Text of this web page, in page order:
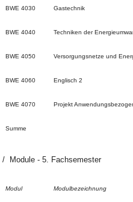
BWE 4030 Gastechnik
BWE 4040 Techniken der
BWE 4050 Versorgungsnetze und
BWE 4060 Englisch 2
BWE 4070 Projekt
Summe
Module - 5. Fachsemester
Modul Modulbezeichnung